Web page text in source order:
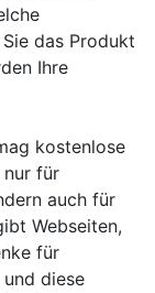
das Produkt
Ihre
kostenlose
für
auch für
Webseiten,
für
diese